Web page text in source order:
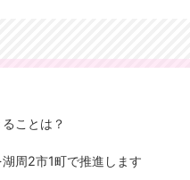
ことは？
周2市1町で推進します